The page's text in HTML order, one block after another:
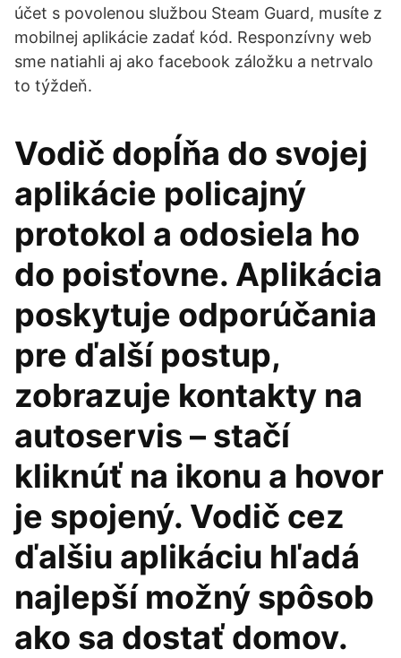
účet s povolenou službou Steam Guard, musíte z
mobilnej aplikácie zadať kód. Responzívny web
sme natiahli aj ako facebook záložku a netrvalo
to týždeň.
Vodič dopĺňa do svojej
aplikácie policajný
protokol a odosiela ho
do poisťovne. Aplikácia
poskytuje odporúčania
pre ďalší postup,
zobrazuje kontakty na
autoservis – stačí
kliknúť na ikonu a hovor
je spojený. Vodič cez
ďalšiu aplikáciu hľadá
najlepší možný spôsob
ako sa dostať domov.